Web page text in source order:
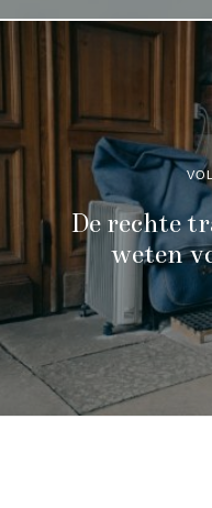
De rechte
weten